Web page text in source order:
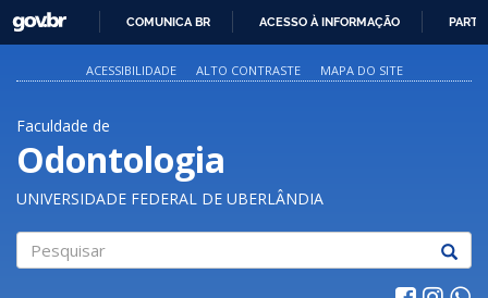
PARA
O
GOVBR
COMUNICA BR ACESSO À INFORMAÇÃO
ACESSIBILIDADE ALTO CONTRASTE MAPA DO SITE
Faculdade de
Odontologia
UNIVERSIDADE FEDERAL DE UBERLÂNDIA